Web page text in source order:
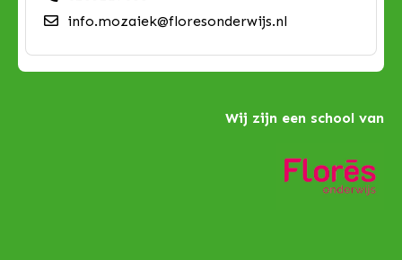
info.mozaiek@floresonderwijs.nl
Wij zijn een school van